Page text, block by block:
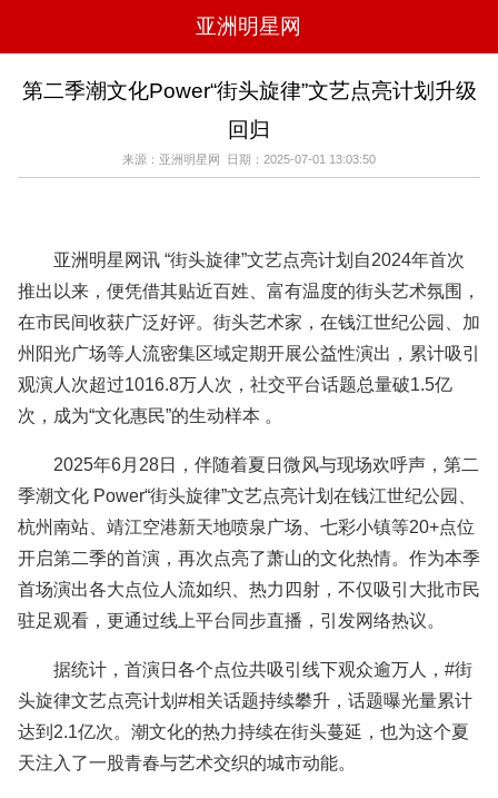
亚洲明星网
电影 综艺
音乐
时尚
八卦 华人男明星
华人女明星
韩国男明星 日本男明星
欧美男明星 泰国女明星
第二季潮文化Power“街头旋律”文艺点亮计划升级
回归
来源：亚洲明星网 日期：2025-07-01 13:03:50
亚洲明星网讯 “街头旋律”文艺点亮计划自2024年首次
推出以来，便凭借其贴近百姓、富有温度的街头艺术氛围，
在市民间收获广泛好评。街头艺术家，在钱江世纪公园、加
州阳光广场等人流密集区域定期开展公益性演出，累计吸引
观演人次超过1016.8万人次，社交平台话题总量破1.5亿
次，成为“文化惠民”的生动样本 。
2025年6月28日，伴随着夏日微风与现场欢呼声，第二
季潮文化 Power“街头旋律”文艺点亮计划在钱江世纪公园、
杭州南站、靖江空港新天地喷泉广场、七彩小镇等20+点位
开启第二季的首演，再次点亮了萧山的文化热情。作为本季
首场演出各大点位人流如织、热力四射，不仅吸引大批市民
驻足观看，更通过线上平台同步直播，引发网络热议。
据统计，首演日各个点位共吸引线下观众逾万人，#街
头旋律文艺点亮计划#相关话题持续攀升，话题曝光量累计
达到2.1亿次。潮文化的热力持续在街头蔓延，也为这个夏
天注入了一股青春与艺术交织的城市动能。